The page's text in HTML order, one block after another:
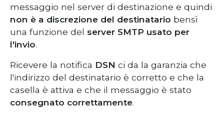
messaggio nel server di destinazione e quindi
non è a discrezione del destinatario bensì
una funzione del server SMTP usato per
l'invio.
Ricevere la notifica DSN ci da la garanzia che
l'indirizzo del destinatario è corretto e che la
casella è attiva e che il messaggio è stato
consegnato correttamente.